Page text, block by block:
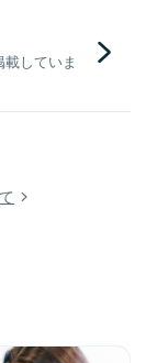
していま